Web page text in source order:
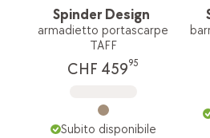
Spinder Design
armadietto portascarpe
TAFF
CHF 45995
Subito disponibile